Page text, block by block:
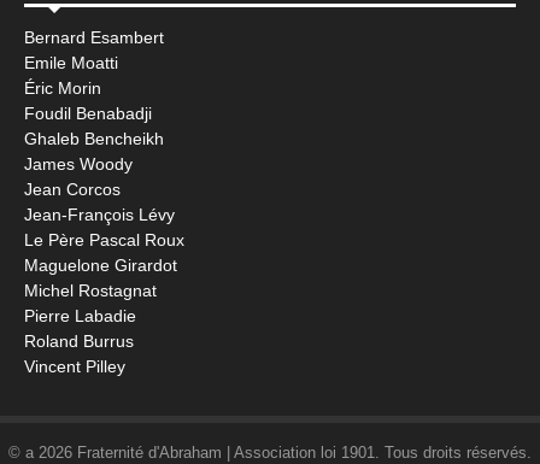
Bernard Esambert
Emile Moatti
Éric Morin
Foudil Benabadji
Ghaleb Bencheikh
James Woody
Jean Corcos
Jean-François Lévy
Le Père Pascal Roux
Maguelone Girardot
Michel Rostagnat
Pierre Labadie
Roland Burrus
Vincent Pilley
© a 2026 Fraternité d'Abraham | Association loi 1901. Tous droits réservés.